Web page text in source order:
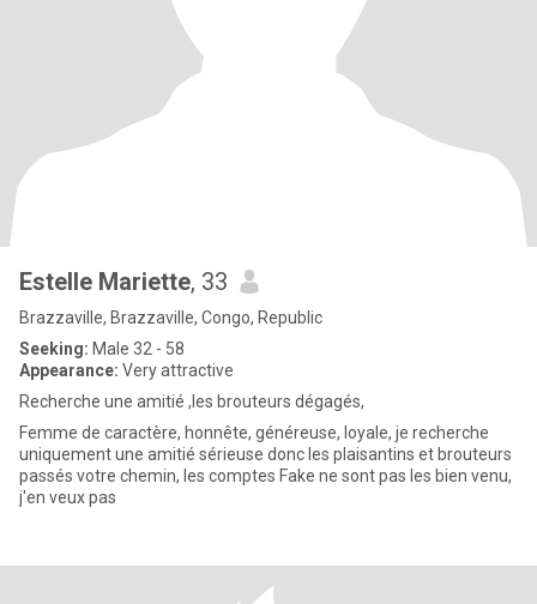
Estelle Mariette, 33
Brazzaville, Brazzaville, Congo, Republic
Seeking: Male 32 - 58
Appearance: Very attractive
Recherche une amitié ,les brouteurs dégagés,
Femme de caractère, honnête, généreuse, loyale, je recherche
uniquement une amitié sérieuse donc les plaisantins et brouteurs
passés votre chemin, les comptes Fake ne sont pas les bien venu,
j'en veux pas